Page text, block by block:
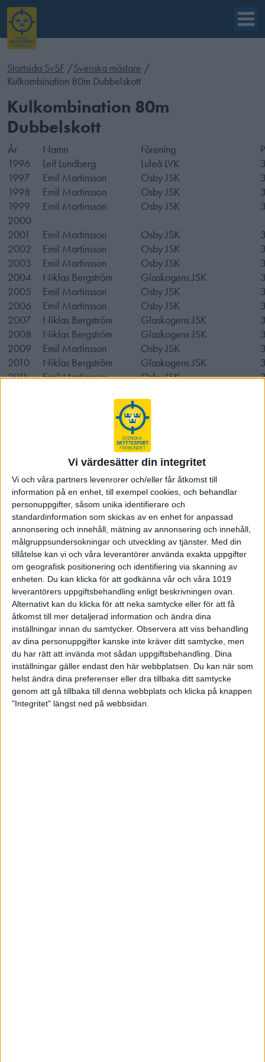
Vi värdesätter din integritet
Vi och våra partners levenrorer och/eller får åtkomst till
information på en enhet, till exempel cookies, och behandlar
personuppgifter, såsom unika identifierare och
standardinformation som skickas av en enhet for anpassad
annonsering och innehåll, mätning av annonsering och innehåll,
målgruppsundersokningar och utveckling av tjänster. Med din
tillåtelse kan vi och våra leverantörer använda exakta uppgifter
om geografisk positionering och identifiering via skanning av
enheten. Du kan klicka för att godkänna vår och våra 1019
leverantörers uppgiftsbehandling enligt beskrivningen ovan.
Alternativt kan du klicka för att neka samtycke eller för att få
åtkomst till mer detaljerad information och ändra dina
inställningar innan du samtycker. Observera att viss behandling
av dina personuppgifter kanske inte kräver ditt samtycke, men
du har rätt att invända mot sådan uppgiftsbehandling. Dina
inställningar gäller endast den här webbplatsen. Du kan när som
helst ändra dina preferenser eller dra tillbaka ditt samtycke
genom att gå tillbaka till denna webbplats och klicka på knappen
"Integritet" längst ned på webbsidan.
Startsida SvSF /Svenska mästare /
Kulkombination 80m Dubbelskott
Startsida Viltmål
Kulkombination 80m
Dubbelskott
År Namn Förening
1996
Leif Lundberg Luleå LVK
1997
Emil Martinsson Osby JSK
1998
Emil Martinsson Osby JSK
1999
Emil Martinsson Osby JSK
2000
2001
Emil Martinsson Osby JSK
2002
Emil Martinsson Osby JSK
2003
Emil Martinsson Osby JSK
2004
Niklas Bergström Glaskogens JSK
2005
Emil Martinsson Osby JSK
2006
Emil Martinsson Osby JSK
2007
Niklas Bergström Glaskogens JSK
2008
Niklas Bergström Glaskogens JSK
2009
Emil Martinsson Osby JSK
2010
Niklas Bergström Glaskogens JSK
2011
Emil Martinsson Osby JSK
Rickard Johansson Jakt & SpSK Trofé
Osby JSK
Osby JSK
Emil Martinsson Osby JSK
2018
Niklas Bergström Glaskogens JSK
2019
2020
2021
2022
2023
Jesper Nyberg Hylte Sportskyttar
2024
ShareFacebook
TwitterEmailPrint